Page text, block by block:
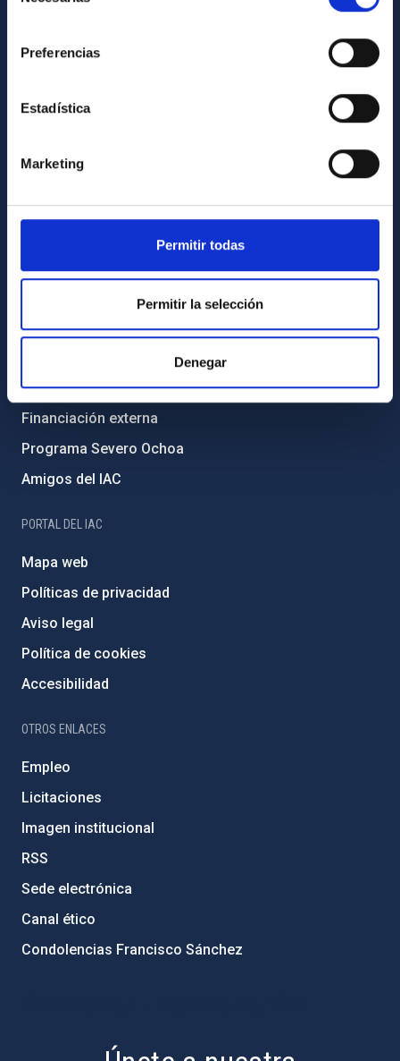
Preferencias
Estadística
Marketing
Permitir todas
Permitir la selección
Denegar
Directorio de personal
INFORMACIÓN INSTITUCIONAL
Legislación
Código ético y política antifraude
Igualdad y diversidad de género
Forever IAC
Medio Ambiente y Sostenibilidad
Proyectos institucionales
Financiación externa
Programa Severo Ochoa
Amigos del IAC
PORTAL DEL IAC
Mapa web
Políticas de privacidad
Aviso legal
Política de cookies
Accesibilidad
OTROS ENLACES
Empleo
Licitaciones
Imagen institucional
RSS
Sede electrónica
Canal ético
Condolencias Francisco Sánchez